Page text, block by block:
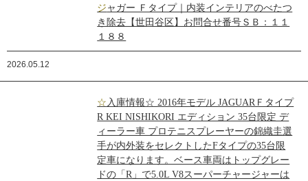
ジャガー Ｆタイプ｜内装インテリアのべたつ
き除去【世田谷区】お問合せ番号ＳＢ：１１
１８８
2026.05.12
☆入庫情報☆ 2016年モデル JAGUARＦタイプ
R KEI NISHIKORI エディション 35台限定 デ
ィーラー車 プロテニスプレーヤーの錦織圭選
手が内外装をセレクトしたFタイプの35台限
定車になります。ベース車両はトップグレー
ドの「R」で5.0L V8スーパーチャージャーは